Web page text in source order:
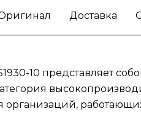
Доставка
10 представляет
организаций,